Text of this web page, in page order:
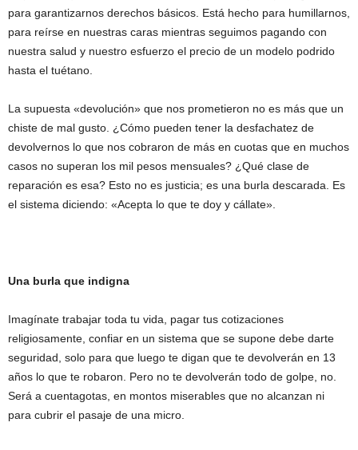
para garantizarnos derechos básicos. Está hecho para humillarnos,
para reírse en nuestras caras mientras seguimos pagando con
nuestra salud y nuestro esfuerzo el precio de un modelo podrido
hasta el tuétano.
La supuesta «devolución» que nos prometieron no es más que un
chiste de mal gusto. ¿Cómo pueden tener la desfachatez de
devolvernos lo que nos cobraron de más en cuotas que en muchos
casos no superan los mil pesos mensuales? ¿Qué clase de
reparación es esa? Esto no es justicia; es una burla descarada. Es
el sistema diciendo: «Acepta lo que te doy y cállate».
Una burla que indigna
Imagínate trabajar toda tu vida, pagar tus cotizaciones
religiosamente, confiar en un sistema que se supone debe darte
seguridad, solo para que luego te digan que te devolverán en 13
años lo que te robaron. Pero no te devolverán todo de golpe, no.
Será a cuentagotas, en montos miserables que no alcanzan ni
para cubrir el pasaje de una micro.